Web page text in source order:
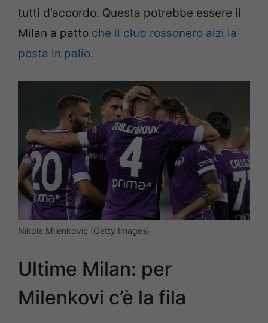
tutti d’accordo. Questa potrebbe essere il
Milan a patto che il club rossonero alzi la
posta in palio.
Nikola Milenkovic (Getty Images)
Ultime Milan: per
Milenkovi c’è la fila